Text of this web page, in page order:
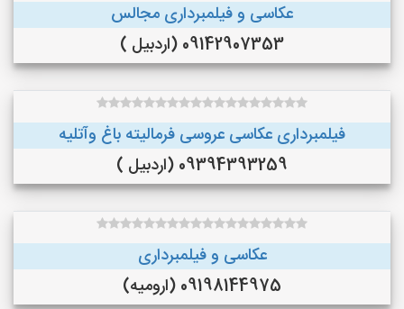
عکاسی و فیلمبرداری مجالس
09142907353 (اردبیل )
فیلمبرداری عکاسی عروسی فرمالیته باغ وآتلیه
09394393259 (اردبیل )
عکاسی و فیلمبرداری
09198144975 (ارومیه)